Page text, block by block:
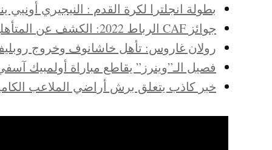
بطولة انجلترا لكرة القدم : النيجيري أونيي
جوائز CAF الرباط 2022: الكشف عن المتأهلين الثلاثة للتصفيات النهائية في كل فئة
رولان غاروس: تأهل خاشانوف وخروج
فصيل الـ”وينرز” يقاطع مباراة أولمبيك
خبر كاذب يتعلق برش أراضي الملاعب